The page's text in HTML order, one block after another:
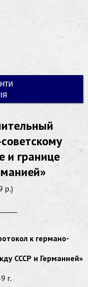
и границе
р.)
к германо-
СССР и Германией»
г.